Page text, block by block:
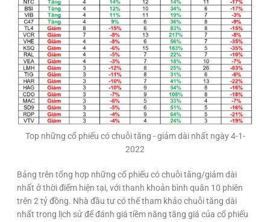
Top những cổ phiếu có chuỗi tăng - giảm dài nhất ngày 4-1-
2022
Bảng trên tổng hợp những cố phiếu có chuỗi tăng/giảm dài
nhất ở thời điểm hiện tại, với thanh khoản bình quân 10 phiên
trên 2 tỷ đồng. Nhà đầu tư có thể tham khảo chuỗi tăng dài
nhất trong lịch sử để đánh giá tiềm năng tăng giá của cổ phiếu